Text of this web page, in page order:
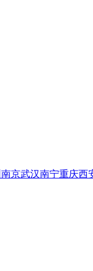
南京武汉南宁重庆西